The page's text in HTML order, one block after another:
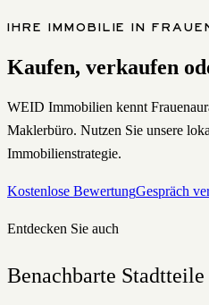
IHRE IMMOBILIE IN
Kaufen, verkaufen
WEID Immobilien kennt
Maklerbüro. Nutzen Sie unsere
Immobilienstrategie.
Kostenlose BewertungGespräch
Entdecken Sie auch
Benachbarte Stadtteile